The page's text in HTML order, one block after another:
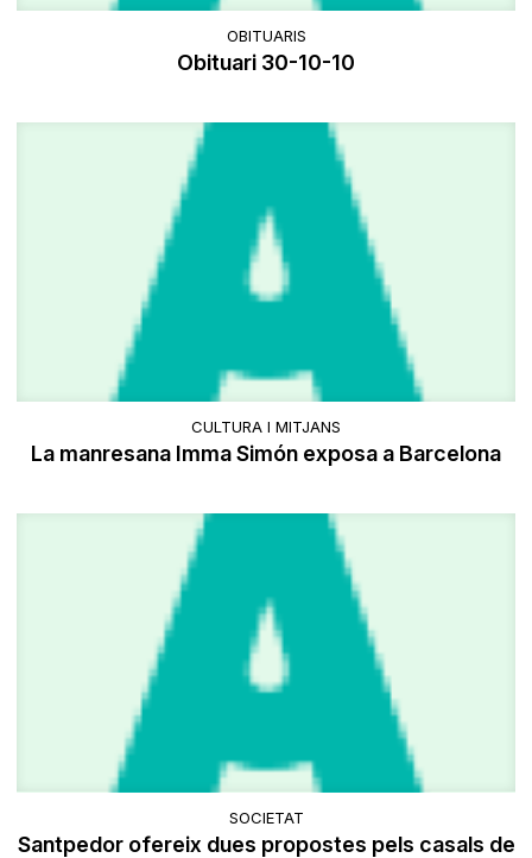
OBITUARIS
Obituari 30-10-10
CULTURA I MITJANS
La manresana Imma Simón exposa a Barcelona
SOCIETAT
Santpedor ofereix dues propostes pels casals de